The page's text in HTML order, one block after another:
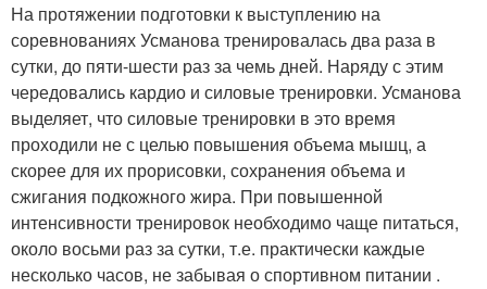
На протяжении подготовки к выступлению на
соревнованиях Усманова тренировалась два раза в
сутки, до пяти-шести раз за чемь дней. Наряду с этим
чередовались кардио и силовые тренировки. Усманова
выделяет, что силовые тренировки в это время
проходили не с целью повышения объема мышц, а
скорее для их прорисовки, сохранения объема и
сжигания подкожного жира. При повышенной
интенсивности тренировок необходимо чаще питаться,
около восьми раз за сутки, т.е. практически каждые
несколько часов, не забывая о спортивном питании .